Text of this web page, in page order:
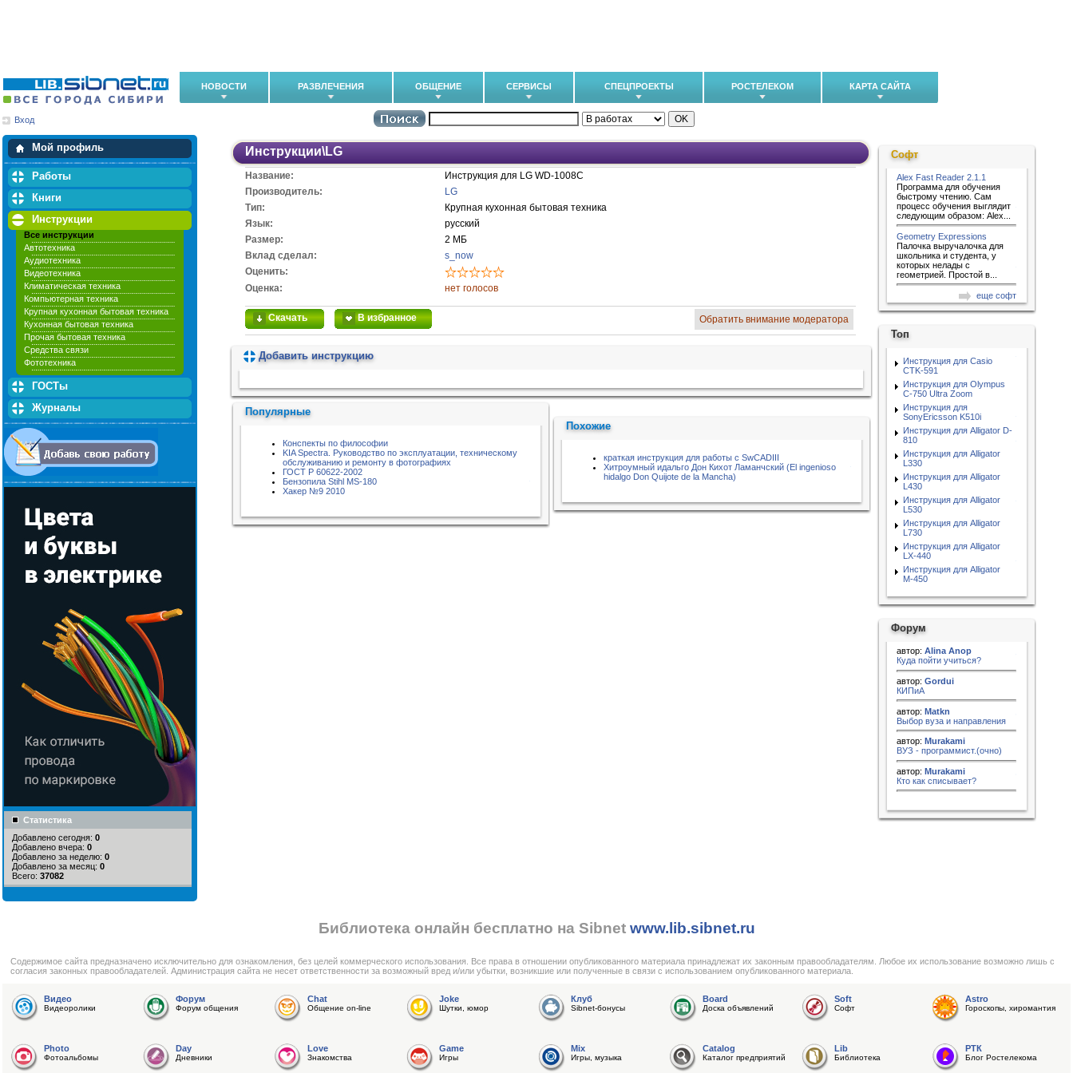
НОВОСТИ РАЗВЛЕЧЕНИЯ ОБЩЕНИЕ СЕРВИСЫ СПЕЦПРОЕКТЫ РОСТЕЛЕКОМ КАРТА САЙТА
Вход
Мой профиль
Мои закладки
Работы
Книги
Инструкции
Все инструкции
Автотехника
Аудиотехника
Видеотехника
Климатическая техника
Компьютерная техника
Крупная кухонная бытовая техника
Кухонная бытовая техника
Прочая бытовая техника
Средства связи
Фототехника
ГОСТы
Журналы
Статистика
Добавлено сегодня: 0
Добавлено вчера: 0
Добавлено за неделю: 0
Добавлено за месяц: 0
Всего: 37082
Инструкции\LG
Название:
Инструкция для LG WD-1008C
Производитель:
LG
Тип:
Крупная кухонная бытовая техника
Язык:
русский
Размер:
2 МБ
Вклад сделал:
s_now
Оценить:
Оценка:
нет голосов
Скачать В избранное Обратить внимание модератора
Добавить инструкцию
Популярные
Конспекты по философии
KIA Spectra. Руководство по эксплуатации, техническому
обслуживанию и ремонту в фотографиях
ГОСТ Р 60622-2002
Бензопила Stihl MS-180
Хакер №9 2010
Похожие
краткая инструкция для работы с SwCADIII
Хитроумный идальго Дон Кихот Ламанчский (El ingenioso
hidalgo Don Quijote de la Mancha)
Софт
Alex Fast Reader 2.1.1
Программа для обучения
быстрому чтению. Сам
процесс обучения выглядит
следующим образом: Alex...
Geometry Expressions
Палочка выручалочка для
школьника и студента, у
которых нелады с
геометрией. Простой в...
еще софт
Топ
Инструкция для Casio
CTK-591
Инструкция для Olympus
C-750 Ultra Zoom
Инструкция для
SonyEricsson K510i
Инструкция для Alligator D-
810
Инструкция для Alligator
L330
Инструкция для Alligator
L430
Инструкция для Alligator
L530
Инструкция для Alligator
L730
Инструкция для Alligator
LX-440
Инструкция для Alligator
M-450
Форум
автор: Alina Anop
Куда пойти учиться?
автор: Gordui
КИПиА
автор: Matkn
Выбор вуза и направления
автор: Murakami
ВУЗ - программист.(очно)
автор: Murakami
Кто как списывает?
Библиотека онлайн бесплатно на Sibnet www.lib.sibnet.ru
Cодержимое сайта предназначено исключительно для ознакомления, без целей коммерческого использования. Все права в отношении опубликованного материала принадлежат их законным правообладателям. Любое их использование возможно лишь с
согласия законных правообладателей. Администрация сайта не несет ответственности за возможный вред и/или убытки, возникшие или полученные в связи с использованием опубликованного материала.
Видео
Видеоролики
Форум
Форум общения
Chat
Общение on-line
Joke
Шутки, юмор
Клуб
Sibnet-бонусы
Board
Доска объявлений
Soft
Софт
Astro
Гороскопы, хиромантия
Photo
Фотоальбомы
Day
Дневники
Love
Знакомства
Game
Игры
Mix
Игры, музыка
Catalog
Каталог предприятий
Lib
Библиотека
РТК
Блог Ростелекома